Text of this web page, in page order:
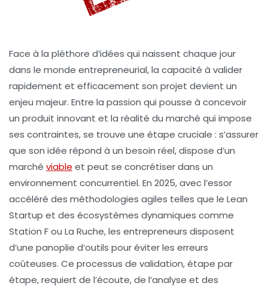
Face à la pléthore d’idées qui naissent chaque jour
dans le monde entrepreneurial, la capacité à valider
rapidement et efficacement son projet devient un
enjeu majeur. Entre la passion qui pousse à concevoir
un produit innovant et la réalité du marché qui impose
ses contraintes, se trouve une étape cruciale : s’assurer
que son idée répond à un besoin réel, dispose d’un
marché viable et peut se concrétiser dans un
environnement concurrentiel. En 2025, avec l’essor
accéléré des méthodologies agiles telles que le Lean
Startup et des écosystèmes dynamiques comme
Station F ou La Ruche, les entrepreneurs disposent
d’une panoplie d’outils pour éviter les erreurs
coûteuses. Ce processus de validation, étape par
étape, requiert de l’écoute, de l’analyse et des